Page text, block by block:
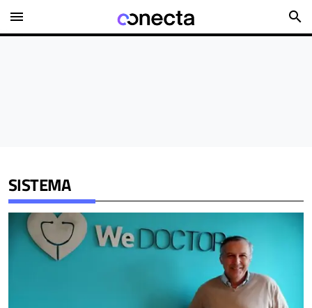
menu search
SISTEMA